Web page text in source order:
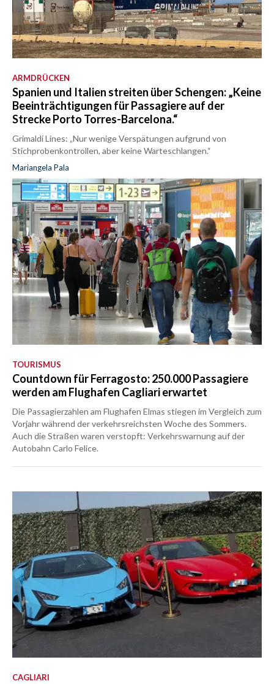
ARMDRÜCKEN
Spanien und Italien streiten über Schengen: „Keine
Beeinträchtigungen für Passagiere auf der
Strecke Porto Torres-Barcelona.“
Grimaldi Lines: „Nur wenige Verspätungen aufgrund von
Stichprobenkontrollen, aber keine Warteschlangen.“
Mariangela Pala
TOURISMUS
Countdown für Ferragosto: 250.000 Passagiere
werden am Flughafen Cagliari erwartet
Die Passagierzahlen am Flughafen Elmas stiegen im Vergleich zum
Vorjahr während der verkehrsreichsten Woche des Sommers.
Auch die Straßen waren verstopft: Verkehrswarnung auf der
Autobahn Carlo Felice.
CAGLIARI